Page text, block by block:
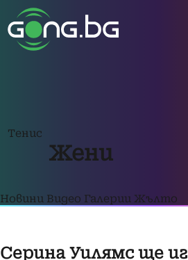
Тенис
Жени
Новини Видео Галерии Жълто
Серина Уилямс ще